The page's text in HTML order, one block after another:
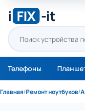
i FIX -it
Телефоны
Главная/Ремонт ноутбуков/